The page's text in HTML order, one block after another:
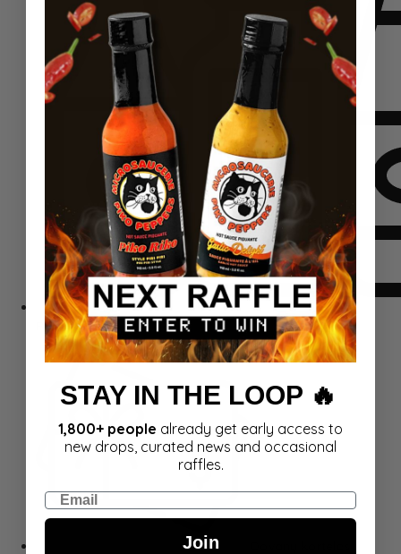
Rinkiniai
STAY IN THE LOOP 🔥
1,800+ people already get early access to
new drops, curated news and occasional
raffles.
Email
Join